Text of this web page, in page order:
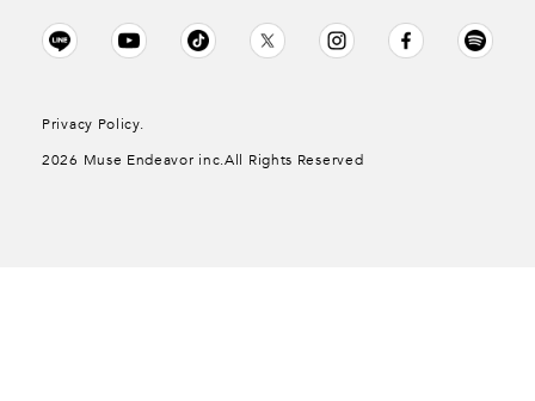
Privacy Policy.
2026 Muse Endeavor inc.All Rights Reserved